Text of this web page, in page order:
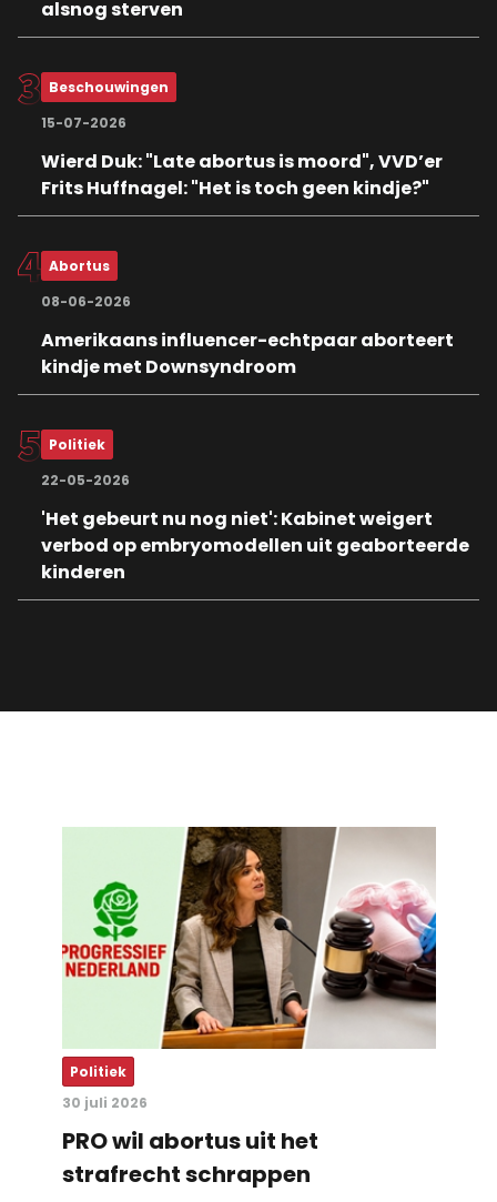
alsnog sterven
Beschouwingen
15-07-2026
Wierd Duk: "Late abortus is moord", VVD’er
Frits Huffnagel: "Het is toch geen kindje?"
Abortus
08-06-2026
Amerikaans influencer-echtpaar aborteert
kindje met Downsyndroom
Politiek
22-05-2026
'Het gebeurt nu nog niet': Kabinet weigert
verbod op embryomodellen uit geaborteerde
kinderen
Politiek
30 juli 2026
PRO wil abortus uit het
strafrecht schrappen